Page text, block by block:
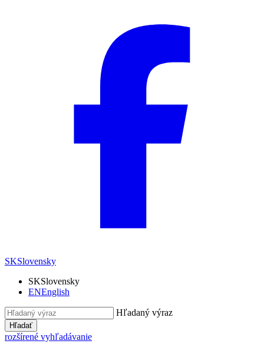
SKSlovensky
SKSlovensky
ENEnglish
Hľadaný výraz
Hľadať
rozšírené vyhľadávanie